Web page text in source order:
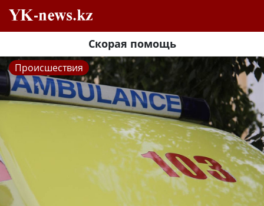
Скорая помощь
Происшествия